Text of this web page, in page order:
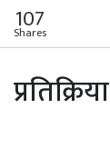
107
Shares
प्रतिक्रिया